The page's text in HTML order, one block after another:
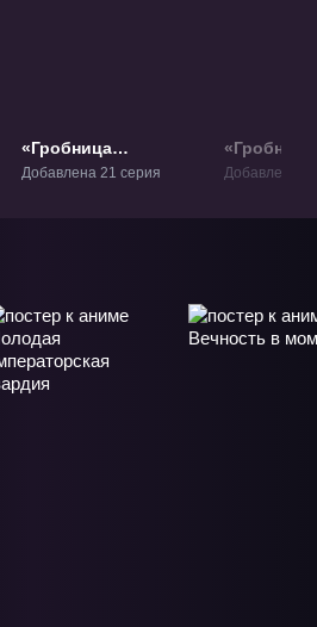
«Гробница
императора 2» ТВ-2
Добавлена 21 серия
«Гробница
Добавлена